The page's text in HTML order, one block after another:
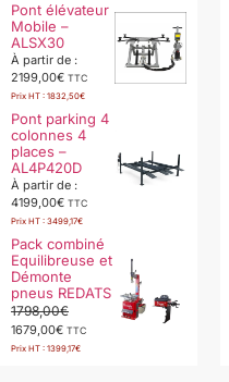
Pont élévateur
Mobile –
ALSX30
À partir de :
2199,00€ TTC
Prix HT : 1832,50€
Pont parking 4
colonnes 4
places –
AL4P420D
À partir de :
4199,00€ TTC
Prix HT : 3499,17€
Pack combiné
Equilibreuse et
Démonte
pneus REDATS
1798,00€
1679,00€ TTC
Prix HT : 1399,17€